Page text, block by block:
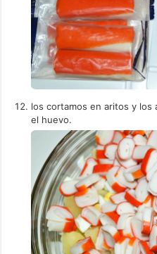
los cortamos en aritos y los
el huevo.